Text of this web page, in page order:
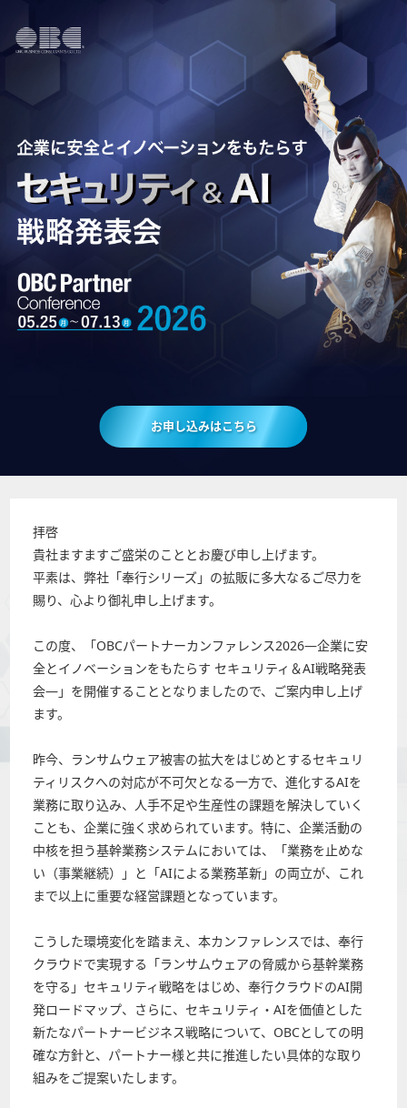
お申し込みはこちら
拝啓
貴社ますますご盛栄のこととお慶び申し上げます。
平素は、弊社「奉行シリーズ」の拡販に多大なるご尽力を
賜り、心より御礼申し上げます。
この度、「OBCパートナーカンファレンス2026―企業に安
全とイノベーションをもたらす セキュリティ＆AI戦略発表
会―」を開催することとなりましたので、ご案内申し上げ
ます。
昨今、ランサムウェア被害の拡大をはじめとするセキュリ
ティリスクへの対応が不可欠となる一方で、進化するAIを
業務に取り込み、人手不足や生産性の課題を解決していく
ことも、企業に強く求められています。特に、企業活動の
中核を担う基幹業務システムにおいては、「業務を止めな
い（事業継続）」と「AIによる業務革新」の両立が、これ
まで以上に重要な経営課題となっています。
こうした環境変化を踏まえ、本カンファレンスでは、奉行
クラウドで実現する「ランサムウェアの脅威から基幹業務
を守る」セキュリティ戦略をはじめ、奉行クラウドのAI開
発ロードマップ、さらに、セキュリティ・AIを価値とした
新たなパートナービジネス戦略について、OBCとしての明
確な方針と、パートナー様と共に推進したい具体的な取り
組みをご提案いたします。